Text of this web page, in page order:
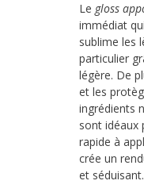
Le gloss
immédiat
sublime les
particulier
légère. De
et les
ingrédients
sont idéaux
rapide à
crée un
et séduisant.